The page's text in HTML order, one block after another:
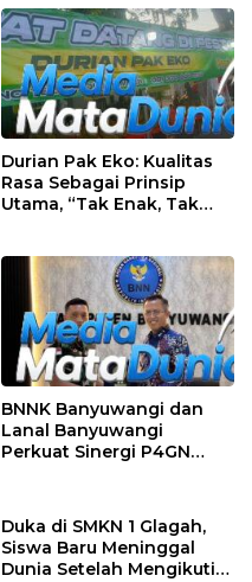
Durian Pak Eko: Kualitas
Rasa Sebagai Prinsip
Utama, “Tak Enak, Tak
BNNK Banyuwangi dan
Lanal Banyuwangi
Perkuat Sinergi P4GN
Duka di SMKN 1 Glagah,
Siswa Baru Meninggal
Dunia Setelah Mengikuti